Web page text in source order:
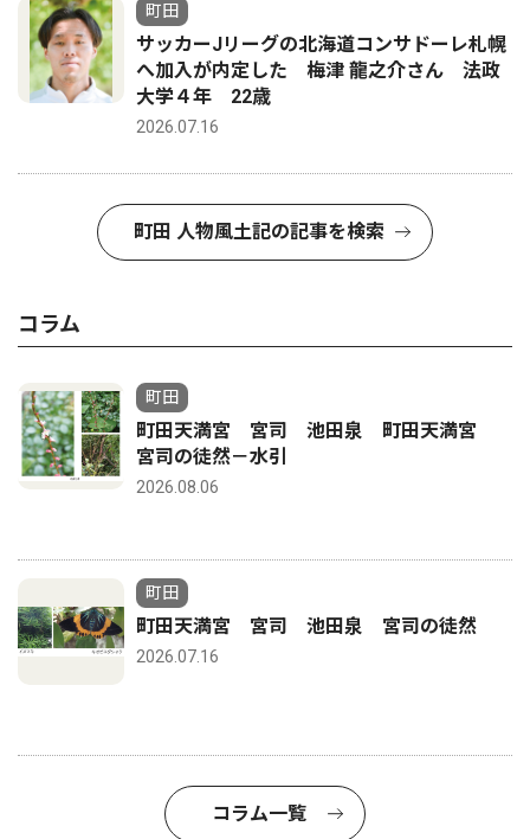
町田
サッカーJリーグの北海道コンサドーレ札幌
へ加入が内定した 梅津 龍之介さん 法政
大学４年 22歳
2026.07.16
町田 人物風土記の記事を検索
コラム
町田
町田天満宮 宮司 池田泉 町田天満宮
宮司の徒然－水引
2026.08.06
町田
町田天満宮 宮司 池田泉 宮司の徒然
2026.07.16
コラム一覧